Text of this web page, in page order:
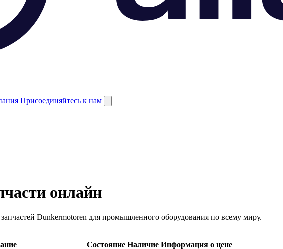
Присоединяйтесь к нам
онлайн
Dunkermotoren для промышленного оборудования по всему миру.
Состояние Наличие Информация о цене